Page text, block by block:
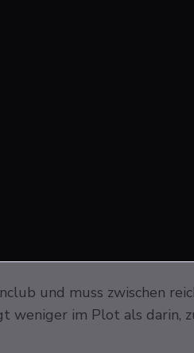
und muss zwischen
weniger im Plot als darin,